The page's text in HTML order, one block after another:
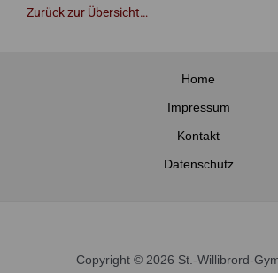
Zurück zur Übersicht…
Home
Impressum
Kontakt
Datenschutz
Copyright © 2026 St.-Willibrord-